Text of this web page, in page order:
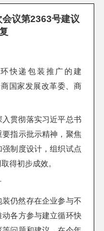
议第2363号建议
快递包装推广的建
国家发展改革委、商
贯彻落实习近平总书
指示批示精神，聚焦
制度设计，组织试点
得初步成效。
仍然存在企业参与不
各方参与建立循环快